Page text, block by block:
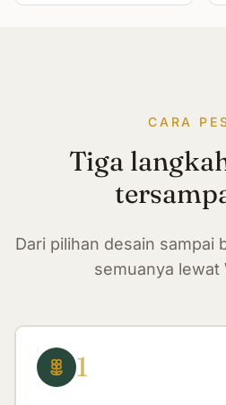
CARA
Tiga
Dari pilihan desain
semuanya lewat
1